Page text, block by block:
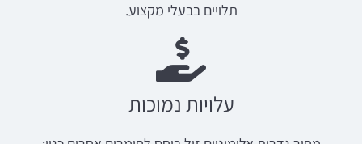
תלויים בבעלי מקצוע.
עלויות נמוכות